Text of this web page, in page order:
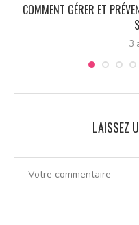
COMMENT GÉRER ET
3
LAISSEZ